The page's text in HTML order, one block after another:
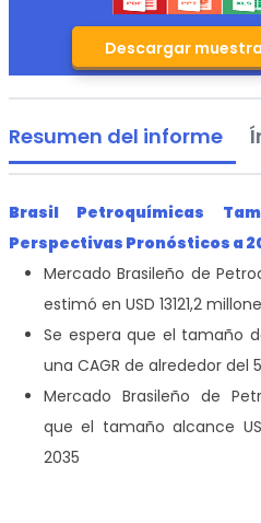
Descargar
Resumen del informe
Brasil Petroquímicas
Perspectivas Pronósticos a
Mercado Brasileño de
estimó en USD 13121,2
Se espera que el tamaño
una CAGR de alrededor del
Mercado Brasileño de
que el tamaño alcance
2035